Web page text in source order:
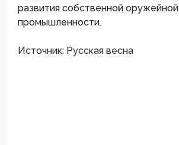
развития собственной оружейной
промышленности.
Источник: Русская весна